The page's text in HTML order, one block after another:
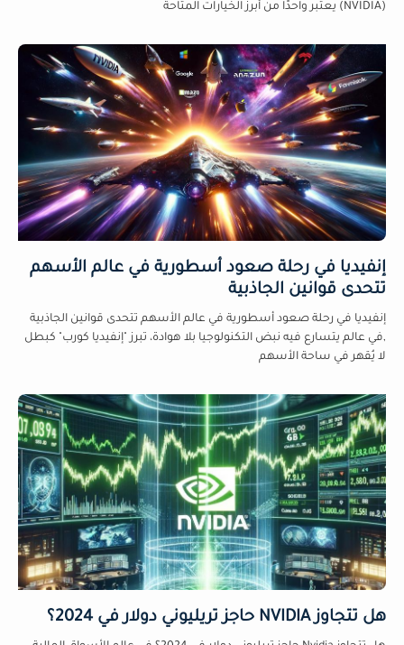
(NVIDIA) يعتبر واحدًا من أبرز الخيارات المتاحة
إنفيديا في رحلة صعود أسطورية في عالم الأسهم
تتحدى قوانين الجاذبية
إنفيديا في رحلة صعود أسطورية في عالم الأسهم تتحدى قوانين الجاذبية
,في عالم يتسارع فيه نبض التكنولوجيا بلا هوادة، تبرز "إنفيديا كورب" كبطل
لا يُقهر في ساحة الأسهم
هل تتجاوز NVIDIA حاجز تريليوني دولار في 2024؟